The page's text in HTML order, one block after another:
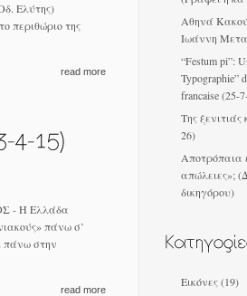
Ελύτης)
περιθώριο της
read more
- Η Ελλάδα
πάνω σ’
πάνω στην
read more
Αθηνά
Ιωάννη
“Festum pi”:
Typographie”
francaise (25-
Της
26)
Αποτρόπαια
απώλειες»;
δικηγόρου)
Εικόνες(19)